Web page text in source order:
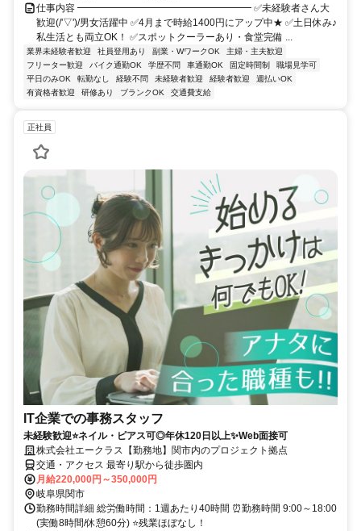
仕事内容 ━━━━━━━━━━━━━━━━━━ ✅未経験者さん大
歓迎(/'▽')/男女活躍中 ✅4月まで時給1400円にアップ中★ ✅土日休み♪
私生活とも両立OK！ ✅スポットクーラーあり・食堂完備 ...
業界未経験者歓迎 社員登用あり 副業・WワークOK
主婦・主夫歓迎
フリーター歓迎
バイク通勤OK 学歴不問 車通勤OK 固定時間制
職場見学可
平日のみOK
転勤なし 経験不問 未経験者歓迎 経験者歓迎
週払いOK
有資格者歓迎
研修あり ブランクOK 交通費支給
正社員
IT企業での事務スタッフ
未経験歓迎⭐ネイル・ピアス可◎年休120日以上✨Web面接可
株式会社エークラス【勤務地】関市内のプロジェクト拠点
交通・アクセス 最寄り駅から徒歩圏内
月給220,000円～350,000円
岐阜県関市
勤務時間詳細 総労働時間：1週あたり40時間 ⏰勤務時間 9:00～18:00
(実働8時間/休憩60分) ⭐残業ほぼなし！